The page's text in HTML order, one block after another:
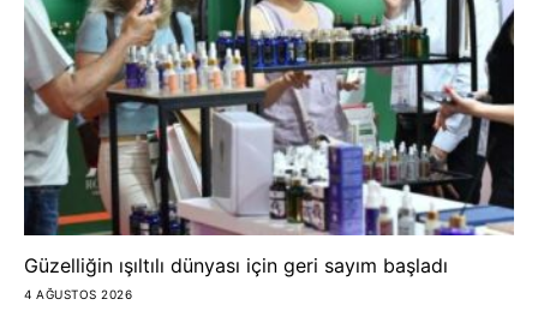
Güzelliğin ışıltılı dünyası için geri sayım başladı
4 AĞUSTOS 2026